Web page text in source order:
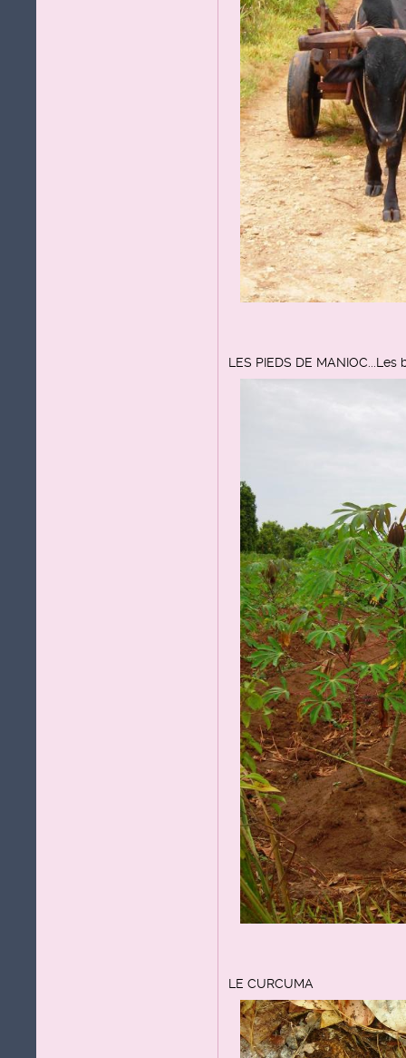
LES PIEDS DE
LE CURCUMA